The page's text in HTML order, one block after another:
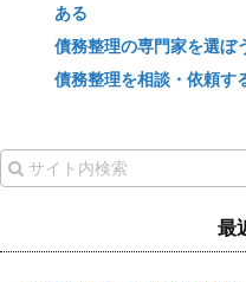
ある
債務整理の専門家を選ぼ
債務整理を相談・依頼す
最